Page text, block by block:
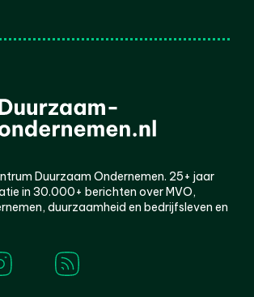
Duurzaam Ondernemen. 25+ jaar
in 30.000+ berichten over MVO,
duurzaamheid en bedrijfsleven en